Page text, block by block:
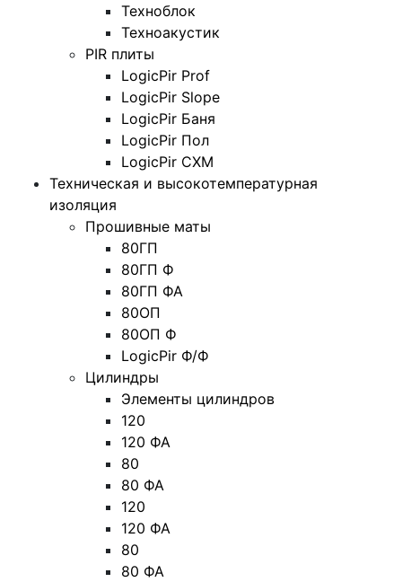
Техноблок
Техноакустик
PIR плиты
LogicPir Prof
LogicPir Slope
LogicPir Баня
LogicPir Пол
LogicPir СХМ
Техническая и высокотемпературная
изоляция
Прошивные маты
80ГП
80ГП Ф
80ГП ФА
80ОП
80ОП Ф
LogicPir Ф/Ф
Цилиндры
Элементы цилиндров
120
120 ФА
80
80 ФА
120
120 ФА
80
80 ФА